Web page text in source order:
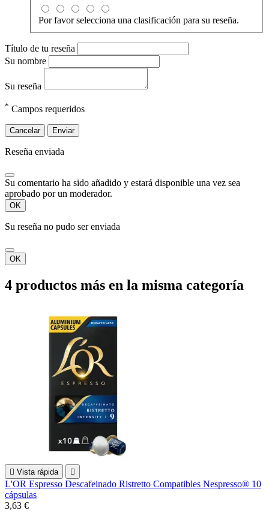
Por favor selecciona una clasificación para su reseña.
Título de tu reseña
Su nombre
Su reseña
* Campos requeridos
Cancelar Enviar
Reseña enviada
Su comentario ha sido añadido y estará disponible una vez sea
aprobado por un moderador.
OK
Su reseña no pudo ser enviada
OK
4 productos más en la misma categoría
 Vista rápida 
L'OR Espresso Descafeinado Ristretto Compatibles Nespresso® 10
cápsulas
3,63 €